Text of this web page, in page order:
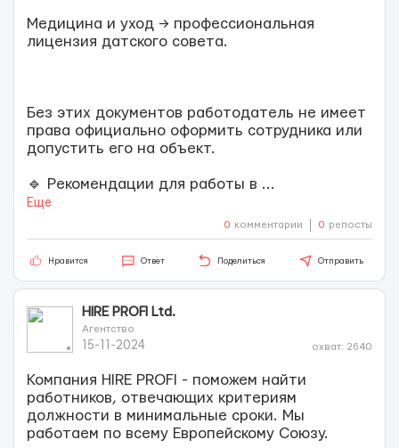
Медицина и уход → профессиональная
лицензия датского совета.
Без этих документов работодатель не имеет
права официально оформить сотрудника или
допустить его на объект.
🔹 Рекомендации для работы в ...
Еще
0 комментарии 0 репосты
Нравится Ответ Поделиться Отправить
HIRE PROFI Ltd.
Агентство
15-11-2024 охват: 2640
Компания HIRE PROFI - поможем найти
работников, отвечающих критериям
должности в минимальные сроки. Мы
работаем по всему Европейскому Союзу.